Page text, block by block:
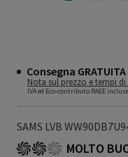
Consegna
Nota sul prezzo e tempi
IVA ed Eco-contributo RAEE incluse
SAMS LVB
MOLTO